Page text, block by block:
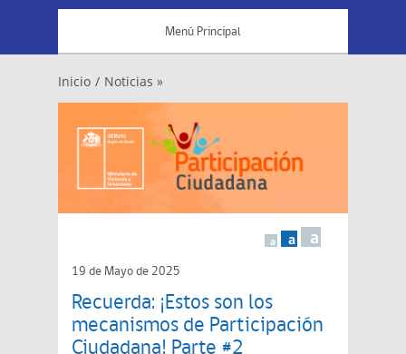
Menú Principal
Inicio / Noticias »
a a a
19 de Mayo de 2025
Recuerda: ¡Estos son los
mecanismos de Participación
Ciudadana! Parte #2